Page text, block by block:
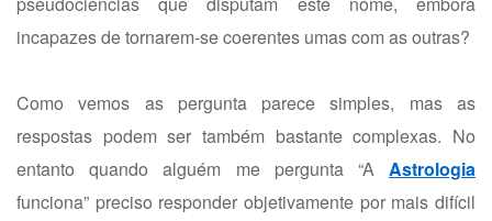
incapazes de tornarem-se coerentes umas com as outras?
Como vemos as pergunta parece simples, mas as
respostas podem ser também bastante complexas. No
entanto quando alguém me pergunta “A Astrologia
funciona” preciso responder objetivamente por mais difícil